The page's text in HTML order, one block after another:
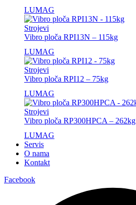
LUMAG
Strojevi
Vibro ploča RPI13N – 115kg
LUMAG
Strojevi
Vibro ploča RPI12 – 75kg
LUMAG
Strojevi
Vibro ploča RP300HPCA – 262kg
LUMAG
Servis
O nama
Kontakt
Facebook